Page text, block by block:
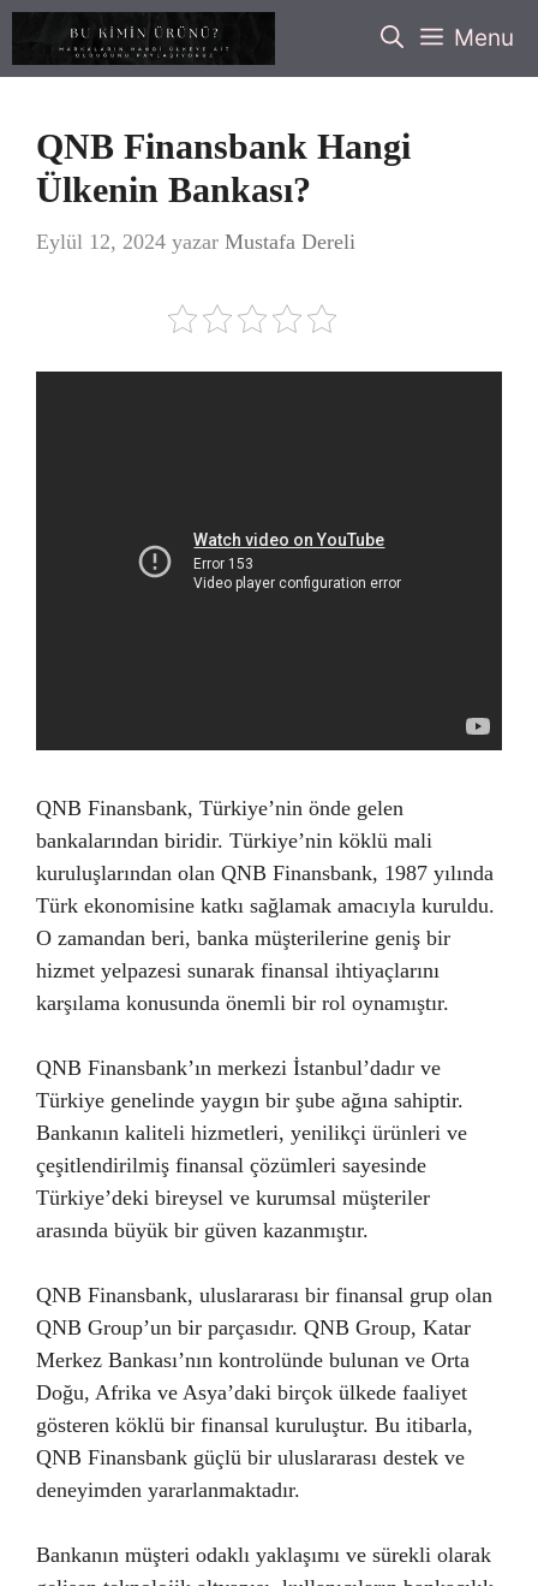
İçeriğe
Menu
QNB Finansbank Hangi
Ülkenin Bankası?
Eylül 12, 2024 yazar Mustafa Dereli
QNB Finansbank, Türkiye’nin önde gelen
bankalarından biridir. Türkiye’nin köklü mali
kuruluşlarından olan QNB Finansbank, 1987 yılında
Türk ekonomisine katkı sağlamak amacıyla kuruldu.
O zamandan beri, banka müşterilerine geniş bir
hizmet yelpazesi sunarak finansal ihtiyaçlarını
karşılama konusunda önemli bir rol oynamıştır.
QNB Finansbank’ın merkezi İstanbul’dadır ve
Türkiye genelinde yaygın bir şube ağına sahiptir.
Bankanın kaliteli hizmetleri, yenilikçi ürünleri ve
çeşitlendirilmiş finansal çözümleri sayesinde
Türkiye’deki bireysel ve kurumsal müşteriler
arasında büyük bir güven kazanmıştır.
QNB Finansbank, uluslararası bir finansal grup olan
QNB Group’un bir parçasıdır. QNB Group, Katar
Merkez Bankası’nın kontrolünde bulunan ve Orta
Doğu, Afrika ve Asya’daki birçok ülkede faaliyet
gösteren köklü bir finansal kuruluştur. Bu itibarla,
QNB Finansbank güçlü bir uluslararası destek ve
deneyimden yararlanmaktadır.
Bankanın müşteri odaklı yaklaşımı ve sürekli olarak